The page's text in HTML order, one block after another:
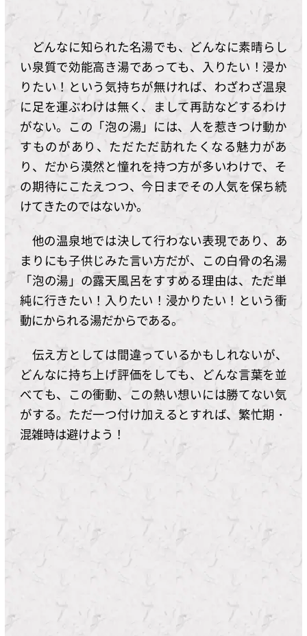
どんなに知られた名湯でも、どんなに素晴らし
い泉質で効能高き湯であっても、入りたい！浸か
りたい！という気持ちが無ければ、わざわざ温泉
に足を運ぶわけは無く、まして再訪などするわけ
がない。この「泡の湯」には、人を惹きつけ動か
すものがあり、ただただ訪れたくなる魅力があ
り、だから漠然と憧れを持つ方が多いわけで、そ
の期待にこたえつつ、今日までその人気を保ち続
けてきたのではないか。
他の温泉地では決して行わない表現であり、あ
まりにも子供じみた言い方だが、この白骨の名湯
「泡の湯」の露天風呂をすすめる理由は、ただ単
純に行きたい！入りたい！浸かりたい！という衝
動にかられる湯だからである。
伝え方としては間違っているかもしれないが、
どんなに持ち上げ評価をしても、どんな言葉を並
べても、この衝動、この熱い想いには勝てない気
がする。ただ一つ付け加えるとすれば、繁忙期・
混雑時は避けよう！